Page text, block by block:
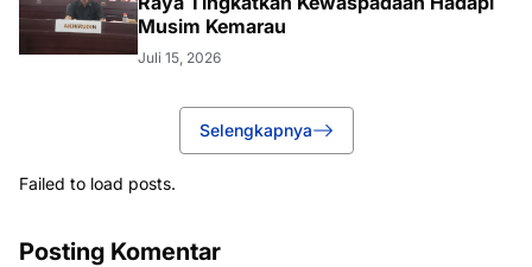
Musim Kemarau
Juli 15, 2026
Selengkapnya
Failed to load posts.
Posting Komentar